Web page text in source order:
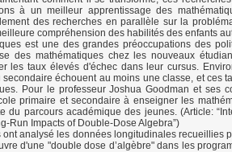
à un meilleur apprentissage des
des recherches en parallèle sur la
compréhension des habilités des enfants
est une des grandes préoccupations des
des mathématiques chez les nouveaux
les taux élevés d'échec dans leur cursus.
échouent au moins une classe, et ces
Pour le professeur Joshua Goodman et ses
primaire et secondaire à enseigner les
du parcours académique des jeunes. (Article:
Run Impacts of Double-Dose Algebra”)
ont analysé les données longitudinales recueillies
d'une "double dose d’algèbre" dans les